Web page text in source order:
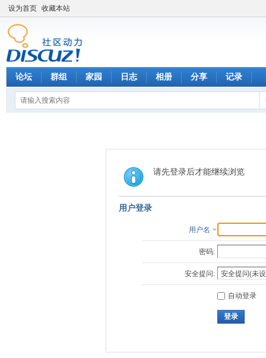
设为首页 收藏本站
论坛 群组 家园 日志 相册 分享 记录
请先登录后才能继续浏览
用户登录
用户名
密码:
安全提问:
自动登录
登录